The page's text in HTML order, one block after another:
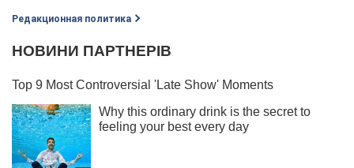
Редакционная политика